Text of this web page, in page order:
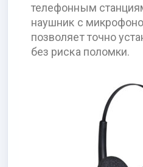
телефонным
наушник с
позволяет точно
без риска поломки.